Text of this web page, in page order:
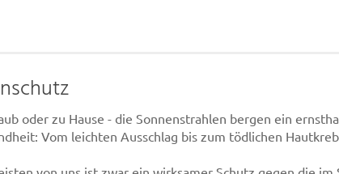
oder zu Hause - die Sonnenstrahlen bergen ein
Vom leichten Ausschlag bis zum tödlichen